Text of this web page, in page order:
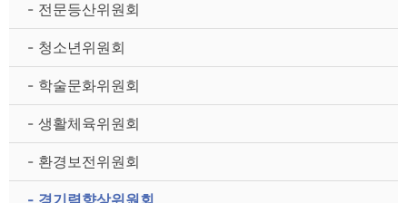
- 전문등산위원회
- 청소년위원회
- 학술문화위원회
- 생활체육위원회
- 환경보전위원회